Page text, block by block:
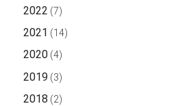
2022 (7)
2021 (14)
2020(4)
2019 (3)
2018 (2)